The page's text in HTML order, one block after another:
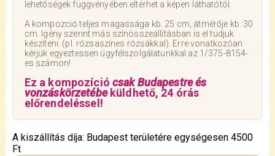
lehetőségek függvényében eltérhet a képen láthatótól.
A kompozció teljes magassága kb. 25 cm, átmérője kb. 30
cm. Igény szerint más színösszeállításban is el tudjuk
készíteni. (pl. rózsaszínes rózsákkal). Erre vonatkozóan
kérjük egyeztessen ügyfélszolgálatunkkal az 1/375-8154-
es számon!
Ez a kompozíció csak Budapestre és
vonzáskörzetébeküldhető, 24 órás
előrendeléssel!
A kiszállítás díja: Budapest területére egységesen 4500
Ft